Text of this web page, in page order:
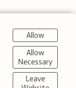
AGB Widerruf
Allow
Allow
Necessary
Leave